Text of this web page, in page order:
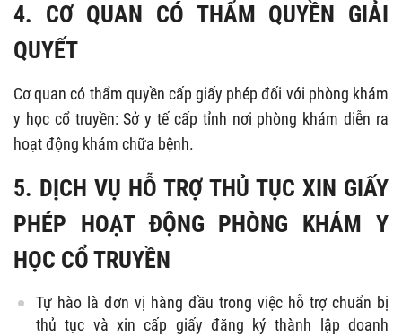
4. CƠ QUAN CÓ THẨM QUYỀN GIẢI
QUYẾT
Cơ quan có thẩm quyền cấp giấy phép đối với phòng khám
y học cổ truyền: Sở y tế cấp tỉnh nơi phòng khám diễn ra
hoạt động khám chữa bệnh.
5. DỊCH VỤ HỖ TRỢ THỦ TỤC XIN GIẤY
PHÉP HOẠT ĐỘNG PHÒNG KHÁM Y
HỌC CỔ TRUYỀN
Tự hào là đơn vị hàng đầu trong việc hỗ trợ chuẩn bị
thủ tục và xin cấp giấy đăng ký thành lập doanh